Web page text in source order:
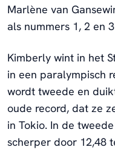
Marlène van
als nummers 1, 2 en
Kimberly wint in het
in een paralympisch
wordt tweede en
oude record, dat ze
in Tokio. In de
scherper door 12,48